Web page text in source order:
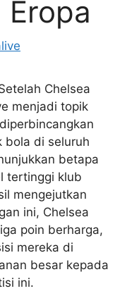
Chelsea
menjadi topik
bola di seluruh
betapa
tertinggi klub
mengejutkan
ini, Chelsea
poin berharga,
mereka di
besar kepada
ini.